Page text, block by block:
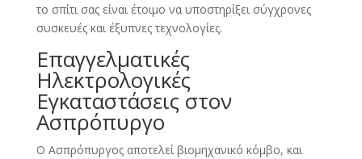
το σπίτι σας είναι έτοιμο να υποστηρίξει σύγχρονες
συσκευές και έξυπνες τεχνολογίες.
Επαγγελματικές
Ηλεκτρολογικές
Εγκαταστάσεις στον
Ασπρόπυργο
Ο Ασπρόπυργος αποτελεί βιομηχανικό κόμβο, και